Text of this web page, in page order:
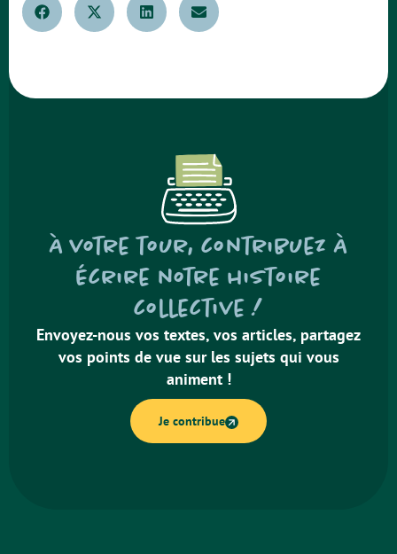
À votre tour, contribuez à
écrire notre histoire
collective !
Envoyez-nous vos textes, vos articles, partagez
vos points de vue sur les sujets qui vous
animent !
Je contribue